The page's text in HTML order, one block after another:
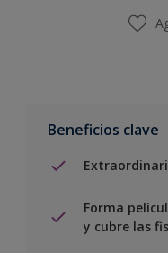
Beneficios clave
Forma
y cubre las